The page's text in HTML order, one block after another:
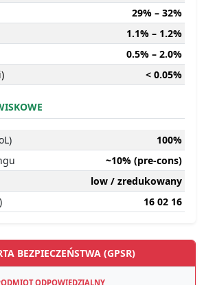
29% – 32%
1.1% – 1.2%
0.5% – 2.0%
< 0.05%
100%
~10% (pre-cons)
low / zredukowany
16 02 16
BEZPIECZEŃSTWA (GPSR)
ODPOWIEDZIALNY